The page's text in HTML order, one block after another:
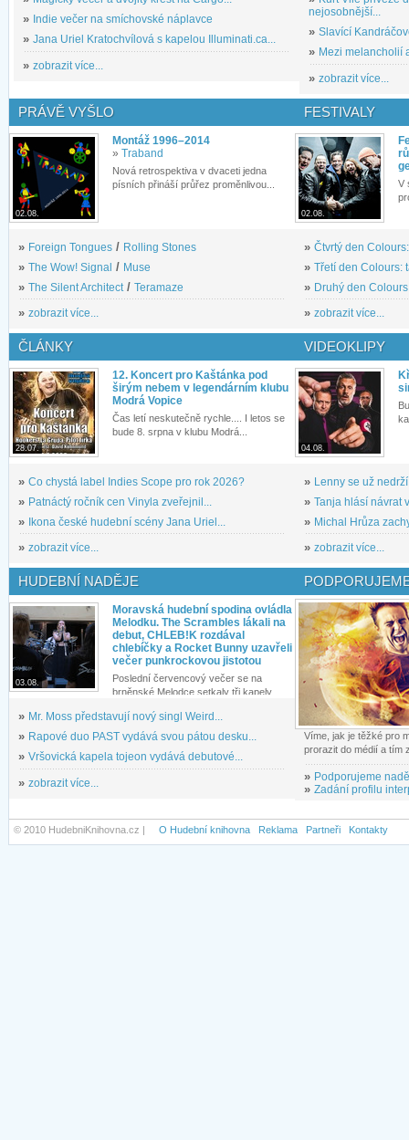
» Indie večer na smíchovské náplavce
» Jana Uriel Kratochvílová s kapelou Illuminati.ca...
» zobrazit více...
nejosobnější...
» Slavící
» Mezi melancholií
» zobrazit více...
PRÁVĚ VYŠLO
02.08.
Montáž 1996–2014
» Traband
Nová retrospektiva v dvaceti jedna
písních přináší průřez proměnlivou...
» Foreign Tongues / Rolling Stones
» The Wow! Signal / Muse
» The Silent Architect / Teramaze
» zobrazit více...
FESTIVALY
02.08.
V
» Čtvrtý den
» Třetí den Colours:
» Druhý den
» zobrazit více...
ČLÁNKY
28.07.
12. Koncert pro Kaštánka pod
širým nebem v legendárním klubu
Modrá Vopice
Čas letí neskutečně rychle.... I letos se
bude 8. srpna v klubu Modrá...
» Co chystá label Indies Scope pro rok 2026?
» Patnáctý ročník cen Vinyla zveřejnil...
»
Ikona české hudební scény Jana Uriel...
» zobrazit více...
VIDEOKLIPY
04.08.
» Lenny se už
» Tanja hlásí návrat
» Michal Hrůza
» zobrazit více...
HUDEBNÍ NADĚJE
03.08.
Moravská hudební spodina ovládla
Melodku. The Scrambles lákali na
debut, CHLEB!K rozdával
chlebíčky a Rocket Bunny uzavřeli
večer punkrockovou jistotou
Poslední červencový večer se na
brněnské Melodce setkaly tři kapely...
» Mr. Moss představují nový singl Weird...
» Rapové duo PAST vydává svou pátou desku...
» Vršovická kapela tojeon vydává debutové...
» zobrazit více...
Víme, jak je těžké pro
prorazit do médií a tím
» Podporujeme
» Zadání profilu
© 2010 HudebniKnihovna.cz | O Hudební knihovna Reklama Partneři Kontakty